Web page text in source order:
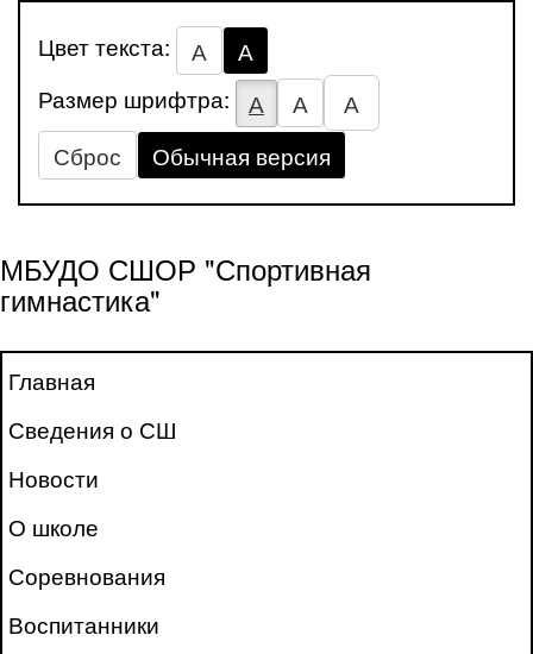
Цвет текста: А
А
Размер шрифтра:
А А
А
Сброс
Обычная версия
МБУДО СШОР "Спортивная
гимнастика"
Главная
Сведения о СШ
Новости
О школе
Соревнования
Воспитанники